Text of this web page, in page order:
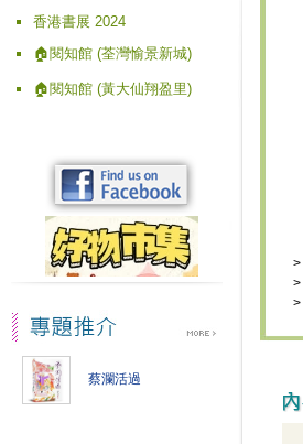
香港書展 2024
🏠閱知館 (荃灣愉景新城)
🏠閱知館 (黃大仙翔盈里)
蔡瀾活過
>
>
>